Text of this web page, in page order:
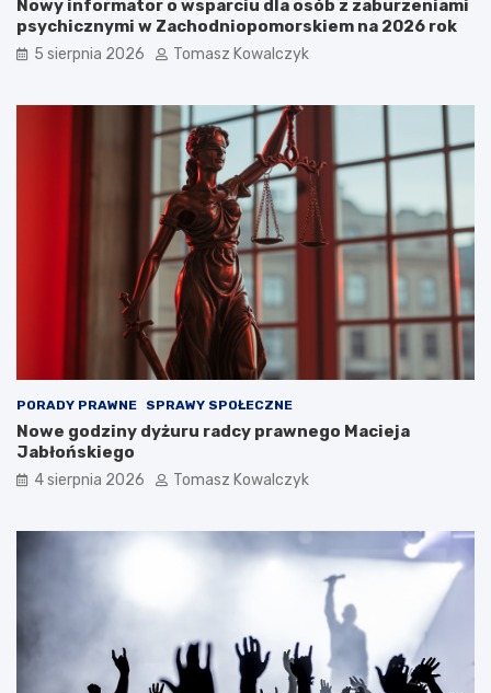
Nowy informator o wsparciu dla osób z zaburzeniami
psychicznymi w Zachodniopomorskiem na 2026 rok
5 sierpnia 2026 Tomasz Kowalczyk
PORADY PRAWNE SPRAWY SPOŁECZNE
Nowe godziny dyżuru radcy prawnego Macieja
Jabłońskiego
4 sierpnia 2026 Tomasz Kowalczyk